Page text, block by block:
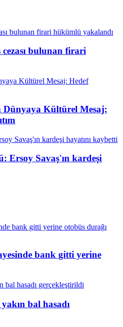
cezası bulunan firari
Dünyaya Kültürel Mesaj:
Ersoy Savaş'ın kardeşi
bank gitti yerine
bal hasadı